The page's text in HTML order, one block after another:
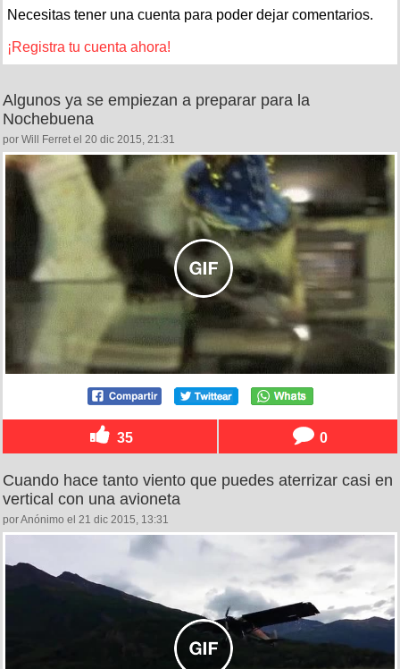
Necesitas tener una cuenta para poder dejar comentarios.
¡Registra tu cuenta ahora!
Algunos ya se empiezan a preparar para la
Nochebuena
por Will Ferret el 20 dic 2015, 21:31
35 0
Cuando hace tanto viento que puedes aterrizar casi en
vertical con una avioneta
por Anónimo el 21 dic 2015, 13:31